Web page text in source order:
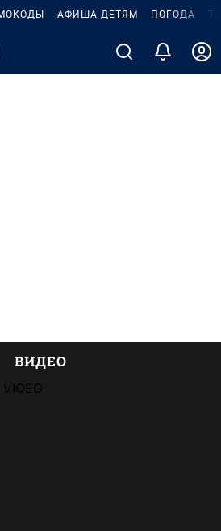
АФИША ДЕТЯМ ПОГОДА
ВИДЕО